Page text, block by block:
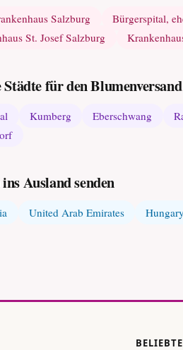
Salzburg Bürgerspital,
St. Josef Salzburg
für den Blumenversand
Kumberg Eberschwang
Ausland senden
United Arab Emirates Hungary